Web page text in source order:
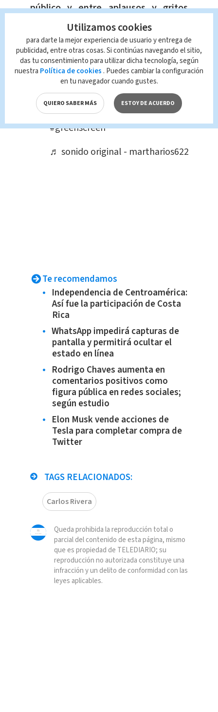
público y entre aplausos y gritos
comenzó la canción.
@martharios622
???????? @Carlos Rivera @cyn_oficial
#palenque#palenquesanluispotosi
#fenapo2022
#slp#foryou#parati
#greenscreen
♬ sonido original - martharios622
Te recomendamos
Independencia de Centroamérica:
Así fue la participación de Costa
Rica
WhatsApp impedirá capturas de
pantalla y permitirá ocultar el
estado en línea
Rodrigo Chaves aumenta en
comentarios positivos como
figura pública en redes sociales;
según estudio
Elon Musk vende acciones de
Tesla para completar compra de
Twitter
TAGS RELACIONADOS:
Carlos Rivera
Queda prohibida la reproducción total o
parcial del contenido de esta página, mismo
que es propiedad de TELEDIARIO; su
reproducción no autorizada constituye una
infracción y un delito de conformidad con las
leyes aplicables.
Utilizamos cookies
para darte la mejor experiencia de usuario y entrega de
publicidad, entre otras cosas. Si continúas navegando el sitio,
das tu consentimiento para utilizar dicha tecnología, según
nuestra Política de cookies . Puedes cambiar la configuración
en tu navegador cuando gustes.
QUIERO SABER MÁS ESTOY DE ACUERDO